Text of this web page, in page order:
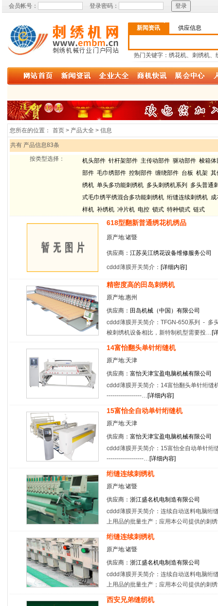
会员帐号： 登录密码：
新闻资讯 供应信息
热门关键字：绣花机、刺绣机、
您所在的位置： 首页 > 产品大全 > 信息
共有 产品信息83条
按类型选择：
机头部件 针杆架部件 主传动部件 驱动部件 梭箱体
部件 毛巾绣部件 控制部件 缠绕部件 台板 机架 其
绣机 单头多功能刺绣机 多头刺绣机系列
多头普通
式毛巾绣平绣混合多功能刺绣机 绗缝连续刺绣机 成
样机 补绣机 冲片机 电控 锁式 特种锁式 链式
618型翻新普通绣花机绣品
原产地:诸暨
供应商： 江苏吴江绣花设备维修服务公司
cddd薄膜开关简介： [详细内容]
精密度高的田岛刺绣机
原产地:惠州
供应商： 田岛机械（中国）有限公司
cddd薄膜开关简介：TFGN-650系列 - 多
梭刺绣机设备相比，新特制机型需要投…[
14富怡翻头单针绗缝机
原产地:天津
供应商： 富怡天津宝盈电脑机械有限公司
cddd薄膜开关简介：14富怡翻头单针绗缝
------------------…[详细内容]
15富怡全自动单针绗缝机
原产地:天津
供应商： 富怡天津宝盈电脑机械有限公司
cddd薄膜开关简介：15富怡全自动单针绗
-------------------…[详细内容]
绗缝连续刺绣机
原产地:诸暨
供应商： 浙江盛名机电制造有限公司
cddd薄膜开关简介：连续自动送料电脑绗
上用品的批量生产；应用本公司提供的刺
绗缝连续刺绣机
原产地:诸暨
供应商： 浙江盛名机电制造有限公司
cddd薄膜开关简介：连续自动送料电脑绗
上用品的批量生产；应用本公司提供的刺
西安兄弟缝纫机